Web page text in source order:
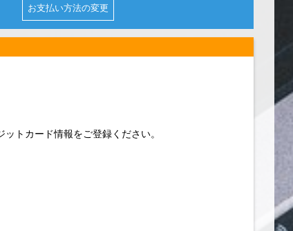
お支払い方法の変更
トカード情報をご登録ください。